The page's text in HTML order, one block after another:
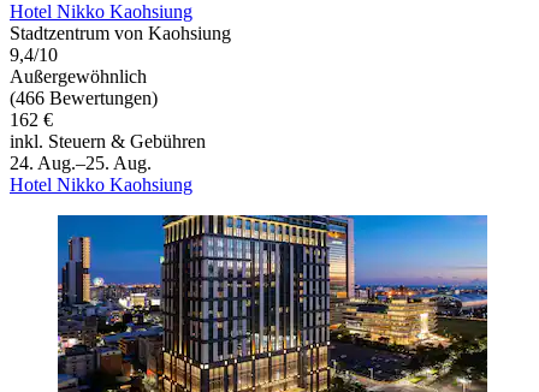
Hotel Nikko Kaohsiung
Stadtzentrum von Kaohsiung
9,4/10
Außergewöhnlich
(466 Bewertungen)
162 €
inkl. Steuern & Gebühren
24. Aug.–25. Aug.
Hotel Nikko Kaohsiung